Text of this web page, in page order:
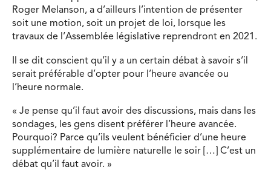
Roger Melanson, a d’ailleurs l’intention de présenter
soit une motion, soit un projet de loi, lorsque les
travaux de l’Assemblée législative reprendront en 2021.
Il se dit conscient qu’il y a un certain débat à savoir s’il
serait préférable d’opter pour l’heure avancée ou
l’heure normale.
« Je pense qu’il faut avoir des discussions, mais dans les
sondages, les gens disent préférer l’heure avancée.
Pourquoi? Parce qu’ils veulent bénéficier d’une heure
supplémentaire de lumière naturelle le soir […] C’est un
débat qu’il faut avoir. »